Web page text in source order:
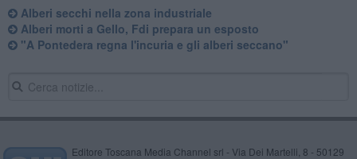
Alberi secchi nella zona industriale
Alberi morti a Gello, Fdi prepara un esposto
"A Pontedera regna l'incuria e gli alberi seccano"
Editore Toscana Media Channel srl - Via Dei Martelli, 8 - 50129